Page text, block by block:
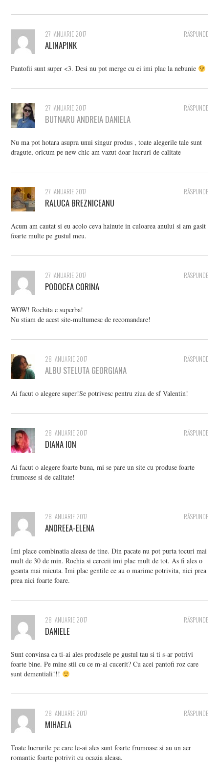
RĂSPUNDE
27 IANUARIE 2017
ALINAPINK
Pantofii sunt super <3. Desi nu pot merge cu ei imi plac la nebunie
RĂSPUNDE
27 IANUARIE 2017
BUTNARU ANDREIA DANIELA
Nu ma pot hotara asupra unui singur produs , toate alegerile tale sunt
dragute, oricum pe new chic am vazut doar lucruri de calitate
RĂSPUNDE
27 IANUARIE 2017
RALUCA BREZNICEANU
Acum am cautat si eu acolo ceva hainute in culoarea anului si am gasit
foarte multe pe gustul meu.
RĂSPUNDE
27 IANUARIE 2017
PODOCEA CORINA
WOW! Rochita e superba!
Nu stiam de acest site-multumesc de recomandare!
RĂSPUNDE
28 IANUARIE 2017
ALBU STELUTA GEORGIANA
Ai facut o alegere super!Se potrivesc pentru ziua de sf Valentin!
RĂSPUNDE
28 IANUARIE 2017
DIANA ION
Ai facut o alegere foarte buna, mi se pare un site cu produse foarte
frumoase si de calitate!
RĂSPUNDE
28 IANUARIE 2017
ANDREEA-ELENA
Imi place combinatia aleasa de tine. Din pacate nu pot purta tocuri mai
mult de 30 de min. Rochia si cerceii imi plac mult de tot. As fi ales o
geanta mai micuta. Imi plac gentile ce au o marime potrivita, nici prea
prea nici foarte foare.
RĂSPUNDE
28 IANUARIE 2017
DANIELE
Sunt convinsa ca ti-ai ales produsele pe gustul tau si ti s-ar potrivi
foarte bine. Pe mine stii cu ce m-ai cucerit? Cu acei pantofi roz care
sunt dementiali!!!
RĂSPUNDE
28 IANUARIE 2017
MIHAELA
Toate lucrurile pe care le-ai ales sunt foarte frumoase si au un aer
romantic foarte potrivit cu ocazia aleasa.